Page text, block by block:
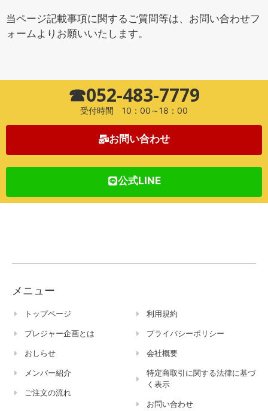
当ページ記載事項に関するご質問等は、お問い合わせフ
ォームよりお願いいたします。
☎052-483-7779
受付時間 10：00～18：00
お問い合わせ
公式LINE
メニュー
トップページ
プレジャー企画とは
おしらせ
メンバー紹介
ご注文の流れ
利用規約
プライバシーポリシー
会社概要
特定商取引に関する法律に基づ
く表示
お問い合わせ